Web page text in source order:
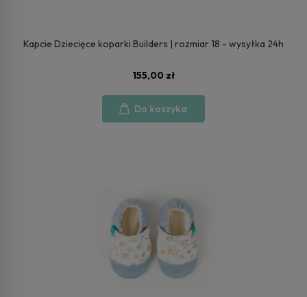
Kapcie Dziecięce koparki Builders | rozmiar 18 - wysyłka 24h
155,00 zł
Do koszyka